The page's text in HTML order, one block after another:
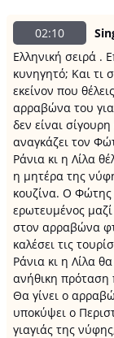
02:10
Ελληνική σειρά .
κυνηγητό; Και τι
εκείνον που
αρραβώνα του για
δεν είναι
αναγκάζει τον
Ράνια κι η Λίλα
η μητέρα της
κουζίνα. Ο Φώτης
ερωτευμένος
στον αρραβώνα
καλέσει τις
Ράνια κι η Λίλα
ανήθικη πρόταση
Θα γίνει ο
υποκύψει ο
γιαγιάς της